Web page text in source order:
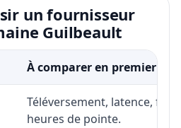
un fournisseur
Guilbeault
À comparer en premier
Téléversement, latence,
heures de pointe.